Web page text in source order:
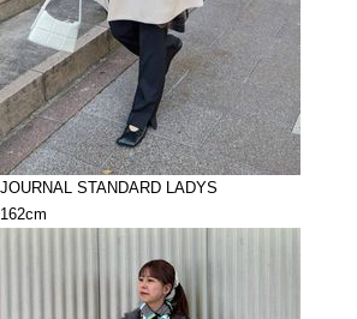
JOURNAL STANDARD LADYS
162cm